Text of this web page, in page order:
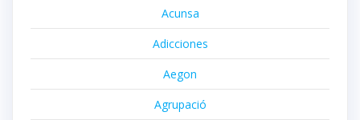
Acunsa
Adicciones
Aegon
Agrupació